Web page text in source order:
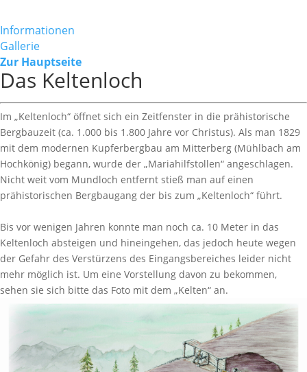
Informationen
Gallerie
Zur Hauptseite
Das Keltenloch
Im „Keltenloch“ öffnet sich ein Zeitfenster in die prähistorische
Bergbauzeit (ca. 1.000 bis 1.800 Jahre vor Christus). Als man 1829
mit dem modernen Kupferbergbau am Mitterberg (Mühlbach am
Hochkönig) begann, wurde der „Mariahilfstollen“ angeschlagen.
Nicht weit vom Mundloch entfernt stieß man auf einen
prähistorischen Bergbaugang der bis zum „Keltenloch“ führt.
Bis vor wenigen Jahren konnte man noch ca. 10 Meter in das
Keltenloch absteigen und hineingehen, das jedoch heute wegen
der Gefahr des Verstürzens des Eingangsbereiches leider nicht
mehr möglich ist. Um eine Vorstellung davon zu bekommen,
sehen sie sich bitte das Foto mit dem „Kelten“ an.